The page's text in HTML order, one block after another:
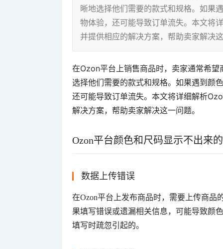
晰地选择他们需要的款式和规格。如果
物体验，还可能导致订单流失。本文将
并提供相应的解决方案，帮助卖家解决
在Ozon平台上销售商品时，卖家通常希
选择他们需要的款式和规格。如果遇到颜
还可能导致订单流失。本文将详细解析
解决方案，帮助卖家解决这一问题。
Ozon平台颜色和尺码显示不出来
数据上传错误
在Ozon平台上发布商品时，需要上传商品
果填写错误或遗漏相关信息，可能导致颜
填写时疏忽引起的。